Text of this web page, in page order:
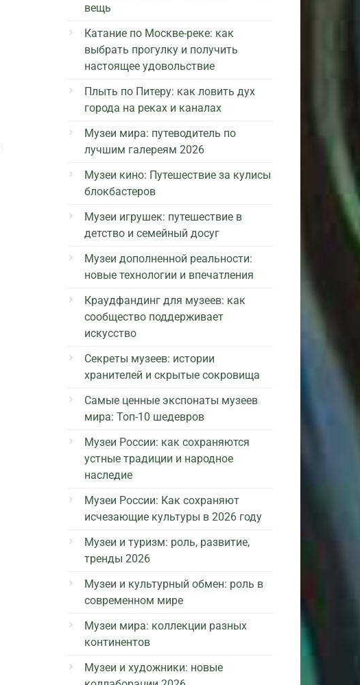
вещь
Катание по Москве-реке: как
выбрать прогулку и получить
настоящее удовольствие
Плыть по Питеру: как ловить дух
города на реках и каналах
Музеи мира: путеводитель по
лучшим галереям 2026
Музеи кино: Путешествие за кулисы
блокбастеров
Музеи игрушек: путешествие в
детство и семейный досуг
Музеи дополненной реальности:
новые технологии и впечатления
Краудфандинг для музеев: как
сообщество поддерживает
искусство
Секреты музеев: истории
хранителей и скрытые сокровища
Самые ценные экспонаты музеев
мира: Топ-10 шедевров
Музеи России: как сохраняются
устные традиции и народное
наследие
Музеи России: Как сохраняют
исчезающие культуры в 2026 году
Музеи и туризм: роль, развитие,
тренды 2026
Музеи и культурный обмен: роль в
современном мире
Музеи мира: коллекции разных
континентов
Музеи и художники: новые